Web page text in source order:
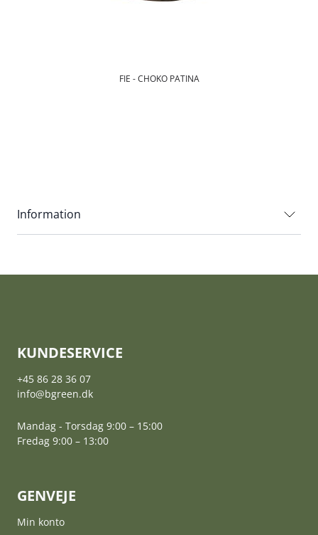
FIE - CHOKO PATINA
Information
KUNDESERVICE
+45 86 28 36 07
info@bgreen.dk
Mandag - Torsdag 9:00 – 15:00
Fredag 9:00 – 13:00
GENVEJE
Min konto